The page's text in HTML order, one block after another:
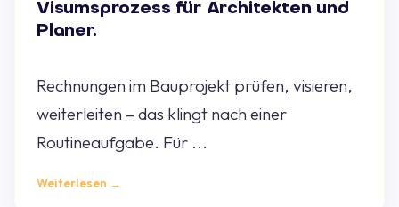
Visumsprozess für Architekten und
Planer.
Rechnungen im Bauprojekt prüfen, visieren,
weiterleiten – das klingt nach einer
Routineaufgabe. Für ...
Weiterlesen →